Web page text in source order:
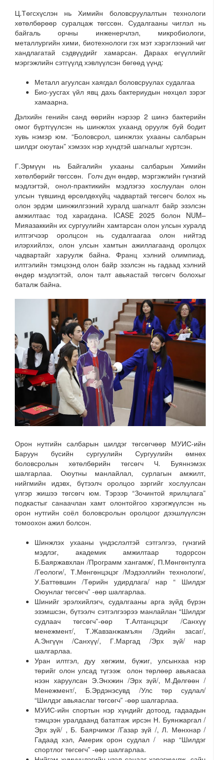
Ц.Төгсхүслэн нь Химийн боловсруулалтын технологи
хөтөлбөрөөр суралцаж төгссөн. Судалгааны чиглэл нь
байгаль орчны инженерчлэл, микробиологи,
металлургийн хими, биотехнологи гэх мэт хэрэглээний чиг
хандлагатай сэдвүүдийг хамарсан. Дараах өгүүллийг
мэргэжлийн сэтгүүлд хэвлүүлсэн бөгөөд үүнд:
Металл агуулсан хаягдал боловсруулах судалгаа
Био-уусгах үйл явц дахь бактериудын нөхцөл зэрэг
хамаарна.
Дэлхийн генийн санд өөрийн нэрээр 2 шинэ бактерийн
омог бүртгүүлсэн нь шинжлэх ухаанд оруулж буй бодит
хувь нэмэр юм. “Боловсрол, шинжлэх ухааны салбарын
шилдэг оюутан” хэмээх нэр хүндтэй шагналыг хүртсэн.
Г.Эрмүүн нь Байгалийн ухааны салбарын Химийн
хөтөлбөрийг төгссөн. Голч дүн өндөр, мэргэжлийн гүнзгий
мэдлэгтэй, онол-практикийн мэдлэгээ хослуулан олон
улсын түвшинд өрсөлдөхүйц чадвартай төгсөгч болох нь
олон эрдэм шинжилгээний хуралд шагналт байр эзэлсэн
амжилтаас тод харагдана. ICASE 2025 болон NUM–
Мияазаккийн их сургуулийн хамтарсан олон улсын хуралд
илтгэгчээр оролцсон нь судалгаагаа олон нийтэд
илэрхийлэх, олон улсын хамтын ажиллагаанд оролцох
чадвартайг харуулж байна. Франц хэлний олимпиад,
илтгэлийн тэмцээнд олон байр эзэлсэн нь гадаад хэлний
өндөр мэдлэгтэй, олон талт авьяастай төгсөгч болохыг
баталж байна.
Орон нутгийн салбарын шилдэг төгсөгчөөр МУИС-ийн
Баруун бүсийн сургуулийн Сургуулийн өмнөх
боловсролын хөтөлбөрийн төгсөгч Ч. Буяннэмэх
шалгарлаа. Оюутны манлайлал, сурлагын амжилт,
нийгмийн идэвх, бүтээлч оролцоо зэргийг хослуулсан
үлгэр жишээ төгсөгч юм. Тэрээр “Зочинтой ярилцлага”
подкастыг санаачлан хамт олонтойгоо хэрэгжүүлсэн нь
орон нутгийн соёл боловсролын оролцоог дээшлүүлсэн
томоохон ажил болсон.
Шинжлэх ухааны үндэслэлтэй сэтгэлгээ, гүнзгий
мэдлэг, академик амжилтаар тодорсон
Б.Баяржавхлан /Программ хангамж/, П.Мөнгөнтулга
/Геологи/, Т.Мөнгөнцэцэг /Мэдээллийн технологи/,
У.Баттөвшин /Төрийн удирдлага/ нар “ Шилдэг
Оюунлаг төгсөгч” -өөр шалгарлаа.
Шинийг эрэлхийлэгч, судалгааны арга зүйд бүрэн
эзэмшсэн, бүтээлч сэтгэлгээрээ манлайлан “Шилдэг
судлаач төгсөгч”-өөр Т.Алтанцэцэг /Санхүү
менежмент/, Т.Жавзанжамъян /Эдийн засаг/,
А.Энгүүн /Санхүү/, Г.Маргад /Эрх зүй/ нар
шалгарлаа.
Уран илтгэл, дуу хөгжим, бүжиг, улсынхаа нэр
төрийг олон улсад түгээж олон төрлөөр авьяасаа
нээн харуулсан Э.Энхжин /Эрх зүй/, М.Дөлгөөн /
Менежмент/, Б.Эрдэнэсувд /Улс төр судлал/
“Шилдэг авьяаслаг төгсөгч” -өөр шалгарлаа.
МУИС-ийн спортын нэр хүндийг дотоод, гадаадын
тэмцээн уралдаанд бататгаж ирсэн Н. Буянжаргал /
Эрх зүй/ , Б. Баярчимэг /Газар зүй /, Л. Мөнхнар /
Гадаад хэл, Америк орон судлал / нар “Шилдэг
спортлог төгсөгч” -өөр шалгарлаа.